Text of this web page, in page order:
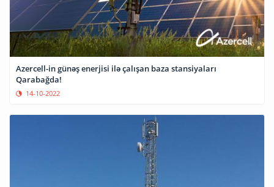
Azercell-in günəş enerjisi ilə çalışan baza stansiyaları
Qarabağda!
14-10-2022